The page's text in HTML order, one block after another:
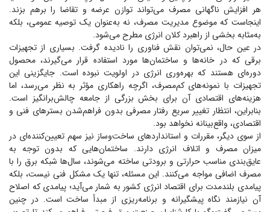
هر افزایش ناگهانی مصرف می‌تواند توازن عرضه و تقاضا را برهم بزند.
اینجاست که موضوع مدیریت مصرف، نه به‌عنوان یک توصیه عمومی، بلکه
به‌مثابه بخشی از راهبرد کلان انرژی مطرح می‌شود.
در عین حال، نمی‌توان نقش فناوری را نادیده گرفت. بسیاری از تجهیزات
برقی که در خانه‌ها و ساختمان‌ها مورد استفاده قرار می‌گیرند، محصول
دوره‌ای هستند که بهره‌وری انرژی در اولویت نبوده است. جایگزینی این
تجهیزات با نمونه‌های کم‌مصرف، اگرچه راهکاری مؤثر به نظر می‌رسد، اما
هزینه‌های اقتصادی آن برای بخش بزرگی از جامعه چالش‌برانگیز است.
بنابراین، انتظار تغییر سریع رفتار مصرفی بدون فراهم‌شدن بستر‌های فنی و
اقتصادی، واقع‌بینانه نخواهد بود.
از سوی دیگر، مقررات و استاندارد‌های ساخت‌وساز نیز سهم تعیین‌کننده‌ای در
میزان مصرف و اتلاف انرژی دارند. ساختمان‌هایی که بدون توجه به
عایق‌بندی مناسب حرارتی و برودتی ساخته می‌شوند، سال‌ها شبکه برق را با
مصرف اضافی مواجه می‌کنند. این مسئله، تنها یک مشکل فنی نیست، بلکه
پیامدی بلندمدت برای اقتصاد انرژی کشور به شمار می‌آید؛ پیامدی که اصلاح
آن نیازمند نگاه پیشگیرانه و برنامه‌ریزی از مبدأ ساخت است. در چنین